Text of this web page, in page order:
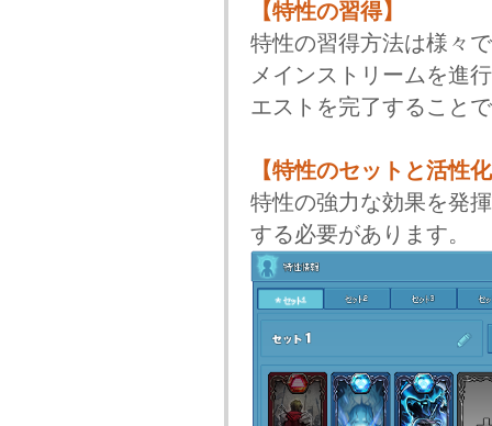
【特性の習得】
特性の習得方法は様々
メインストリームを進
エストを完了すること
【特性のセットと活性
特性の強力な効果を発
する必要があります。